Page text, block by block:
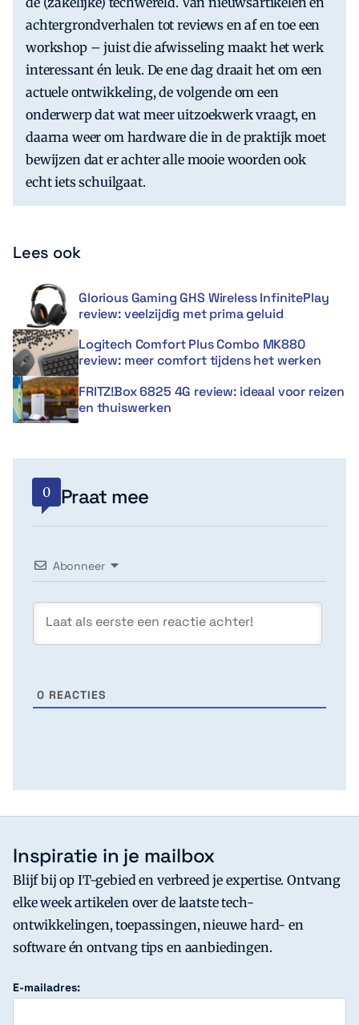
achtergrondverhalen tot reviews en af en toe een
workshop – juist die afwisseling maakt het werk
interessant én leuk. De ene dag draait het om een
actuele ontwikkeling, de volgende om een
onderwerp dat wat meer uitzoekwerk vraagt, en
daarna weer om hardware die in de praktijk moet
bewijzen dat er achter alle mooie woorden ook
echt iets schuilgaat.
Lees ook
Glorious Gaming GHS Wireless InfinitePlay
review: veelzijdig met prima geluid
Logitech Comfort Plus Combo MK880
review: meer comfort tijdens het werken
FRITZ!Box 6825 4G review: ideaal voor reizen
en thuiswerken
0 Praat mee
Abonneer
0 REACTIES
Inspiratie in je mailbox
Blijf bij op IT-gebied en verbreed je expertise. Ontvang
elke week artikelen over de laatste tech-
ontwikkelingen, toepassingen, nieuwe hard- en
software én ontvang tips en aanbiedingen.
E-mailadres: